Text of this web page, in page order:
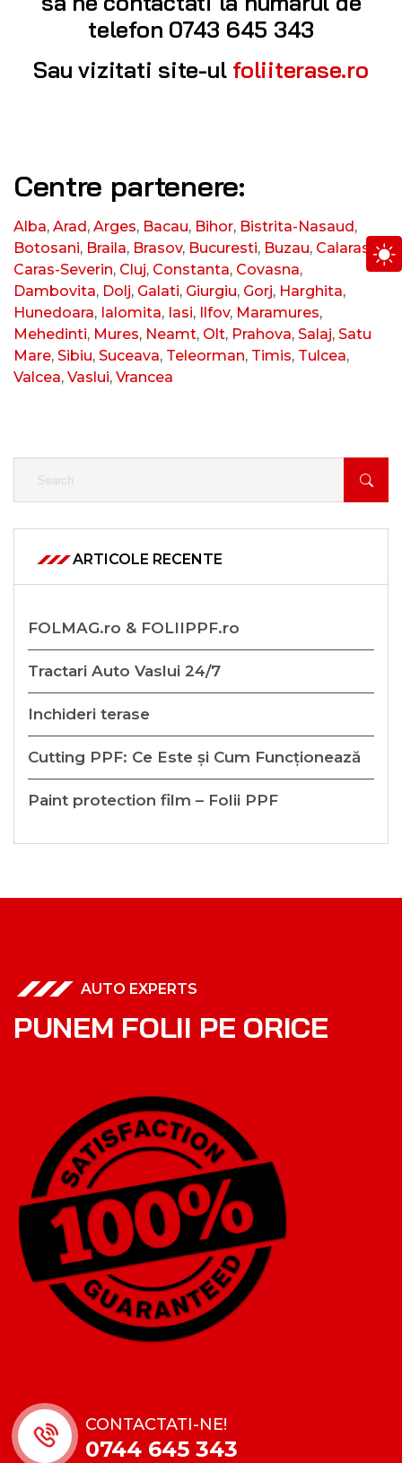
telefon 0743 645 343
Sau vizitati site-ul foliiterase.ro
Centre partenere:
Alba, Arad, Arges, Bacau, Bihor, Bistrita-Nasaud,
Botosani, Braila, Brasov, Bucuresti, Buzau, Calarasi
Caras-Severin, Cluj, Constanta, Covasna,
Dambovita, Dolj, Galati, Giurgiu, Gorj, Harghita,
Hunedoara, Ialomita, Iasi, Ilfov, Maramures,
Mehedinti, Mures, Neamt, Olt, Prahova, Salaj, Satu
Mare, Sibiu, Suceava, Teleorman, Timis, Tulcea,
Valcea, Vaslui, Vrancea
ARTICOLE RECENTE
FOLMAG.ro & FOLIIPPF.ro
Tractari Auto Vaslui 24/7
Inchideri terase
Cutting PPF: Ce Este și Cum Funcționează
Paint protection film – Folii PPF
AUTO EXPERTS
PUNEM FOLII PE ORICE
CONTACTATI-NE!
0744 645 343